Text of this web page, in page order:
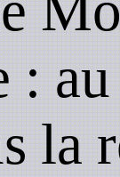
la